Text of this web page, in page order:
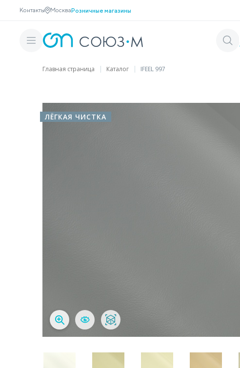
Контакты МоскваРозничные магазины
Главная страница Каталог IFEEL 997
ЛЁГКАЯ ЧИСТКА